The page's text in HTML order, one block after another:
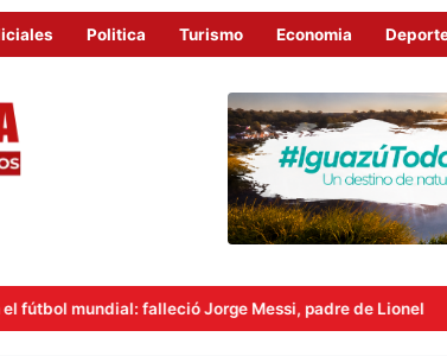
Politica Turismo Economia
falleció Jorge Messi, padre de Lionel